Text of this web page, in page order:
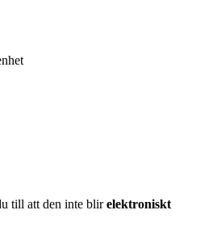
till att den inte blirelektroniskt